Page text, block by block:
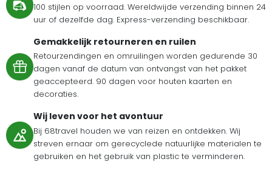
100 stijlen op voorraad. Wereldwijde verzending binnen 24
uur of dezelfde dag. Express-verzending beschikbaar.
Gemakkelijk retourneren en ruilen
Retourzendingen en omruilingen worden gedurende 30
dagen vanaf de datum van ontvangst van het pakket
geaccepteerd. 90 dagen voor houten kaarten en
decoraties.
Wij leven voor het avontuur
Bij 68travel houden we van reizen en ontdekken. Wij
streven ernaar om gerecyclede natuurlijke materialen te
gebruiken en het gebruik van plastic te verminderen.